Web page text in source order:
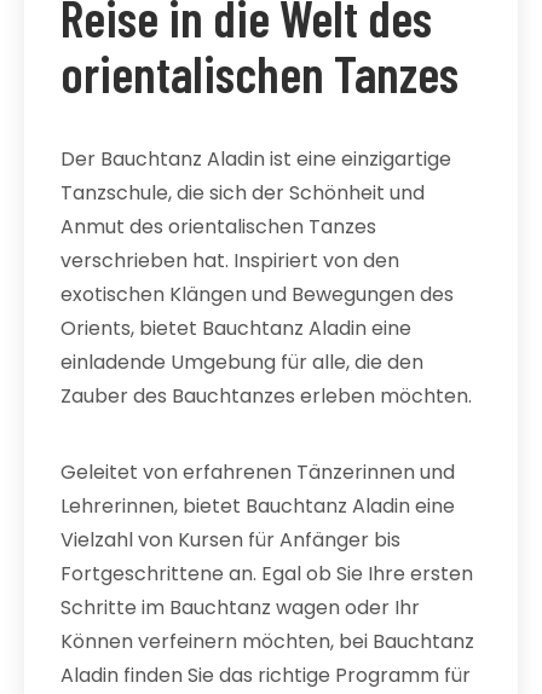
Reise in die Welt des
orientalischen Tanzes
Der Bauchtanz Aladin ist eine einzigartige
Tanzschule, die sich der Schönheit und
Anmut des orientalischen Tanzes
verschrieben hat. Inspiriert von den
exotischen Klängen und Bewegungen des
Orients, bietet Bauchtanz Aladin eine
einladende Umgebung für alle, die den
Zauber des Bauchtanzes erleben möchten.
Geleitet von erfahrenen Tänzerinnen und
Lehrerinnen, bietet Bauchtanz Aladin eine
Vielzahl von Kursen für Anfänger bis
Fortgeschrittene an. Egal ob Sie Ihre ersten
Schritte im Bauchtanz wagen oder Ihr
Können verfeinern möchten, bei Bauchtanz
Aladin finden Sie das richtige Programm für